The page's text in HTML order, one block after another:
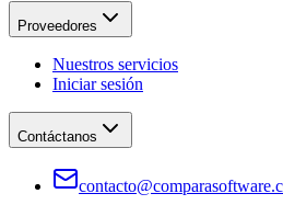
Proveedores
Nuestros servicios
Iniciar sesión
Contáctanos